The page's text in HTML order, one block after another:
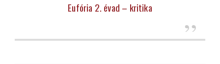
Eufória 2. évad – kritika